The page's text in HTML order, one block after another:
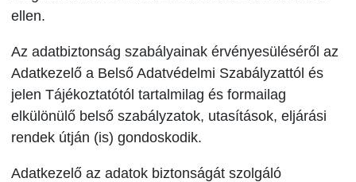
ellen.
Az adatbiztonság szabályainak érvényesüléséről az
Adatkezelő a Belső Adatvédelmi Szabályzattól és
jelen Tájékoztatótól tartalmilag és formailag
elkülönülő belső szabályzatok, utasítások, eljárási
rendek útján (is) gondoskodik.
Adatkezelő az adatok biztonságát szolgáló